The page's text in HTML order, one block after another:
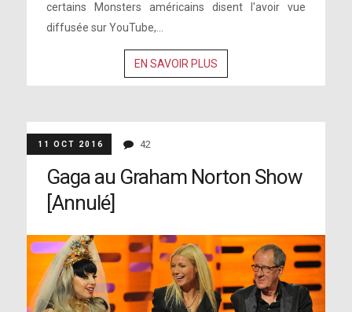
certains Monsters américains disent l'avoir vue
diffusée sur YouTube,...
EN SAVOIR PLUS
11 OCT 2016 42
Gaga au Graham Norton Show
[Annulé]